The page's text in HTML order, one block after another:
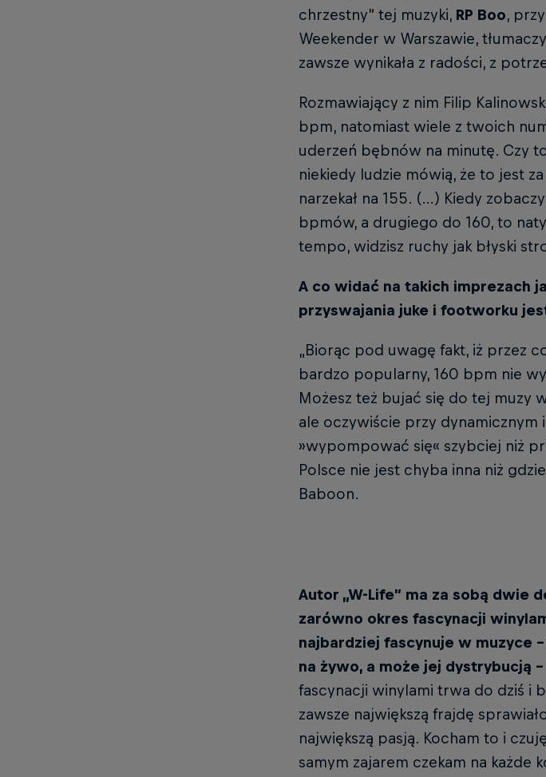
chrzestny” tej muzyki, RP Boo,
Weekender w Warszawie,
zawsze wynikała z radości, z
Rozmawiający z nim Filip
bpm, natomiast wiele z twoich
uderzeń bębnów na minutę. Czy
niekiedy ludzie mówią, że to jest
narzekał na 155. (…) Kiedy
bpmów, a drugiego do 160, to
tempo, widzisz ruchy jak błyski
A co widać na takich imprezach
przyswajania juke i footworku
„Biorąc pod uwagę fakt, iż przez
bardzo popularny, 160 bpm nie
Możesz też bujać się do tej muzy
ale oczywiście przy
»wypompować się« szybciej niż
Polsce nie jest chyba inna niż
Baboon.
Autor „W-Life” ma za sobą dwie
zarówno okres fascynacji
najbardziej fascynuje w muzyce
na żywo, a może jej dystrybucją
fascynacji winylami trwa do dziś i
zawsze największą frajdę
największą pasją. Kocham to i
samym zajarem czekam na każde